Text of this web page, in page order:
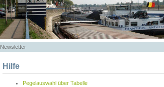
Newsletter
Hilfe
Pegelauswahl über Tabelle